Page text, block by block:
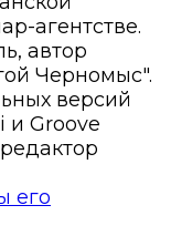
агентстве.
автор
Черномыс".
версий
и Groove
его